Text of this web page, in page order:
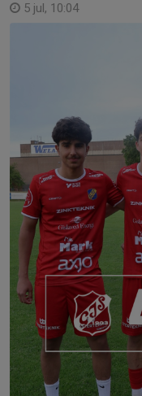
5 jul, 10:04